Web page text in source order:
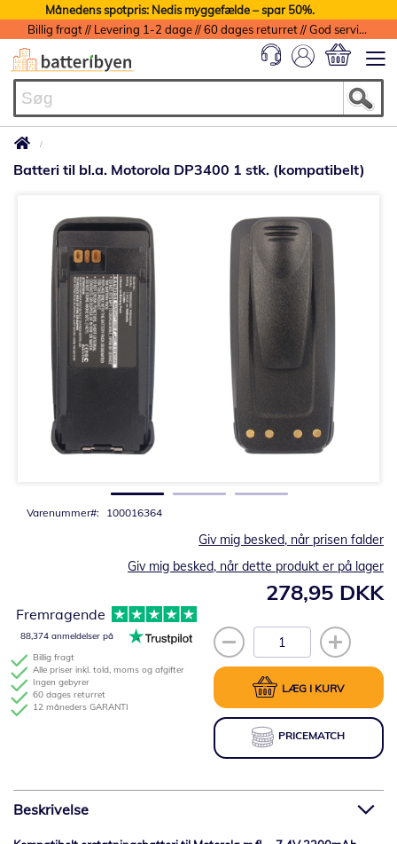
Månedens spotpris: Nedis myggefælde – spar 50%.
Billig fragt // Levering 1-2 dage // 60 dages returret // God service med garanti
Batteri til bl.a. Motorola DP3400 1 stk. (kompatibelt)
Varenummer 100016364
278,95 DKK
Giv mig besked, når prisen falder
Giv mig besked, når dette produkt er på lager
LÆG I KURV
PRICEMATCH
Billig fragt
Alle priser inkl. told, moms og afgifter
Ingen gebyrer
60 dages returret
12 måneders GARANTI
Fremragende
88,374 anmeldelser på
slutningen
billedgalleriet
Beskrivelse